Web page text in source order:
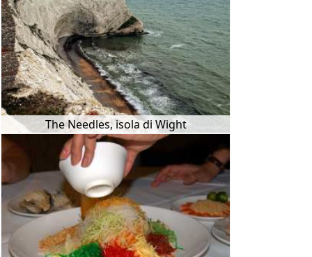
The Needles, isola di Wight